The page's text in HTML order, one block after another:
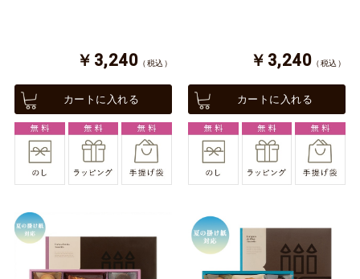
￥3,240 （税込）
カートに入れる
￥3,240 （税込）
カートに入れる